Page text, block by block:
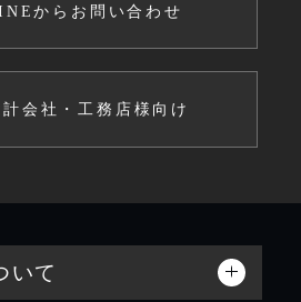
からお問い合わせ
計会社・工務店様向け
いて